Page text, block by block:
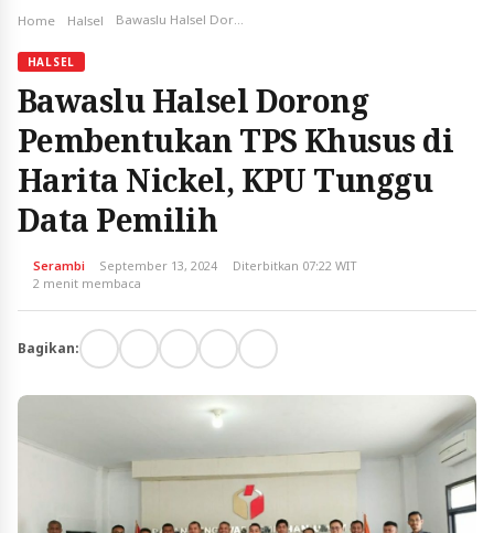
Home Halsel Bawaslu Halsel Dorong Pembentukan TPS Khusus di Harita Nickel, KPU Tunggu Data Pemilih
HALSEL
Bawaslu Halsel Dorong
Pembentukan TPS Khusus di
Harita Nickel, KPU Tunggu
Data Pemilih
Serambi September 13, 2024
Diterbitkan 07:22 WIT
2 menit membaca
Bagikan: